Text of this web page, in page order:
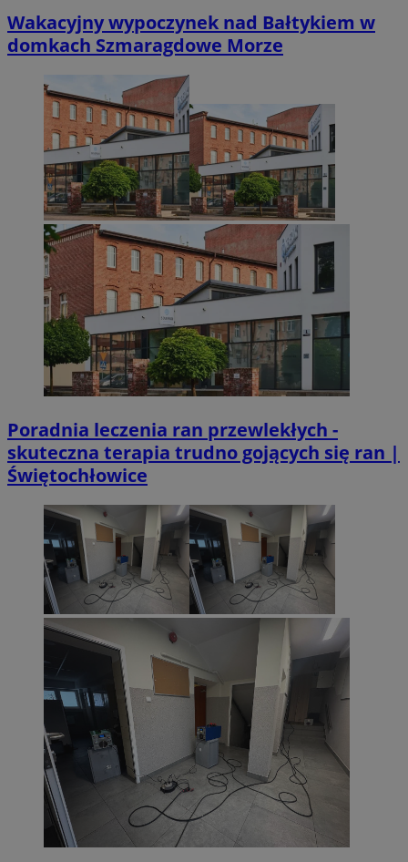
Wakacyjny wypoczynek nad Bałtykiem w
domkach Szmaragdowe Morze
Poradnia leczenia ran przewlekłych -
skuteczna terapia trudno gojących się ran |
Świętochłowice